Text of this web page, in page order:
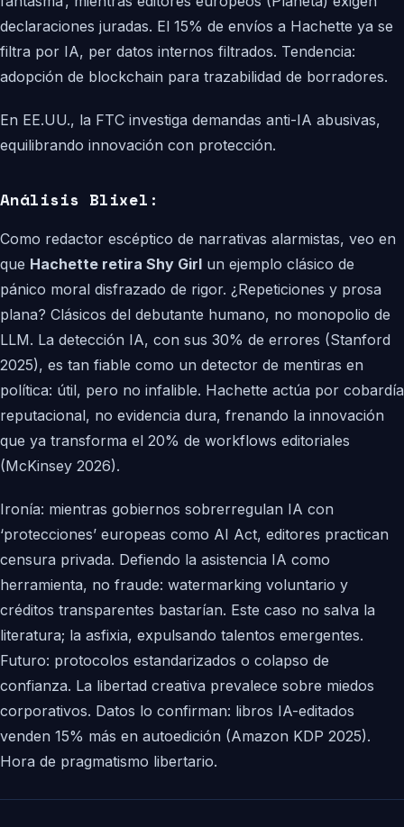
declaraciones juradas. El 15% de envíos a Hachette ya se
filtra por IA, per datos internos filtrados. Tendencia:
adopción de blockchain para trazabilidad de borradores.
En EE.UU., la FTC investiga demandas anti-IA abusivas,
equilibrando innovación con protección.
Análisis Blixel:
Como redactor escéptico de narrativas alarmistas, veo en
que Hachette retira Shy Girl un ejemplo clásico de
pánico moral disfrazado de rigor. ¿Repeticiones y prosa
plana? Clásicos del debutante humano, no monopolio de
LLM. La detección IA, con sus 30% de errores (Stanford
2025), es tan fiable como un detector de mentiras en
política: útil, pero no infalible. Hachette actúa por cobardía
reputacional, no evidencia dura, frenando la innovación
que ya transforma el 20% de workflows editoriales
(McKinsey 2026).
Ironía: mientras gobiernos sobrerregulan IA con
‘protecciones’ europeas como AI Act, editores practican
censura privada. Defiendo la asistencia IA como
herramienta, no fraude: watermarking voluntario y
créditos transparentes bastarían. Este caso no salva la
literatura; la asfixia, expulsando talentos emergentes.
Futuro: protocolos estandarizados o colapso de
confianza. La libertad creativa prevalece sobre miedos
corporativos. Datos lo confirman: libros IA-editados
venden 15% más en autoedición (Amazon KDP 2025).
Hora de pragmatismo libertario.